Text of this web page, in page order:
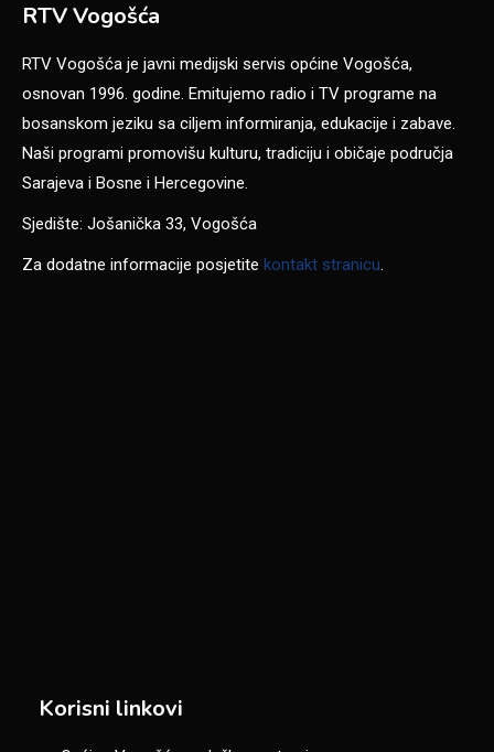
RTV Vogošća
RTV Vogošća je javni medijski servis općine Vogošća,
osnovan 1996. godine. Emitujemo radio i TV programe na
bosanskom jeziku sa ciljem informiranja, edukacije i zabave.
Naši programi promovišu kulturu, tradiciju i običaje područja
Sarajeva i Bosne i Hercegovine.
Sjedište: Jošanička 33, Vogošća
Za dodatne informacije posjetite kontakt stranicu.
Korisni linkovi